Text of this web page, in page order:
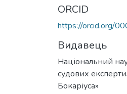
ORCID
https://orcid.org/
Видавець
Національний
судових
Бокаріуса»